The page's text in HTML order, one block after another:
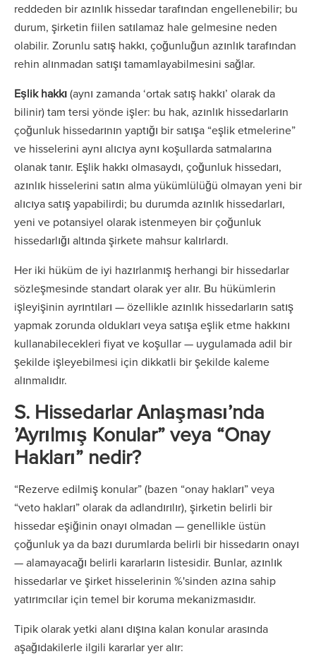
reddeden bir azınlık hissedar tarafından engellenebilir; bu
durum, şirketin fiilen satılamaz hale gelmesine neden
olabilir. Zorunlu satış hakkı, çoğunluğun azınlık tarafından
rehin alınmadan satışı tamamlayabilmesini sağlar.
Eşlik hakkı(aynı zamanda ‘ortak satış hakkı’ olarak da
bilinir) tam tersi yönde işler: bu hak, azınlık hissedarların
çoğunluk hissedarının yaptığı bir satışa “eşlik etmelerine”
ve hisselerini aynı alıcıya aynı koşullarda satmalarına
olanak tanır. Eşlik hakkı olmasaydı, çoğunluk hissedarı,
azınlık hisselerini satın alma yükümlülüğü olmayan yeni bir
alıcıya satış yapabilirdi; bu durumda azınlık hissedarları,
yeni ve potansiyel olarak istenmeyen bir çoğunluk
hissedarlığı altında şirkete mahsur kalırlardı.
Her iki hüküm de iyi hazırlanmış herhangi bir hissedarlar
sözleşmesinde standart olarak yer alır. Bu hükümlerin
işleyişinin ayrıntıları — özellikle azınlık hissedarların satış
yapmak zorunda oldukları veya satışa eşlik etme hakkını
kullanabilecekleri fiyat ve koşullar — uygulamada adil bir
şekilde işleyebilmesi için dikkatli bir şekilde kaleme
alınmalıdır.
S. Hissedarlar Anlaşması’nda
’Ayrılmış Konular” veya “Onay
Hakları” nedir?
“Rezerve edilmiş konular” (bazen “onay hakları” veya
“veto hakları” olarak da adlandırılır), şirketin belirli bir
hissedar eşiğinin onayı olmadan — genellikle üstün
çoğunluk ya da bazı durumlarda belirli bir hissedarın onayı
— alamayacağı belirli kararların listesidir. Bunlar, azınlık
hissedarlar ve şirket hisselerinin %'sinden azına sahip
yatırımcılar için temel bir koruma mekanizmasıdır.
Tipik olarak yetki alanı dışına kalan konular arasında
aşağıdakilerle ilgili kararlar yer alır: